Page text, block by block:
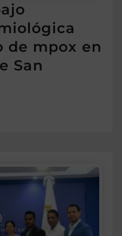
de mpox en
San